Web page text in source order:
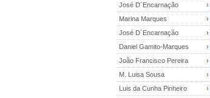
José D´Encarnação
›
Marina Marques
›
José D´Encarnação
›
Daniel Gamito-Marques
›
João Francisco Pereira
›
M. Luisa Sousa
›
Luis da Cunha Pinheiro
›